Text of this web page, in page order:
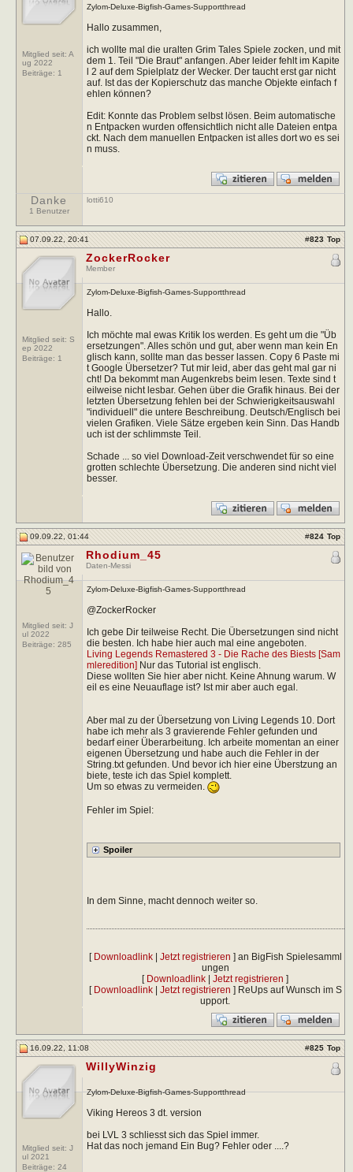
Mitglied seit: A
ug 2022
Beiträge: 1
Zylom-Deluxe-Bigfish-Games-Supportthread
Hallo zusammen,
ich wollte mal die uralten Grim Tales Spiele zocken, und mit
dem 1. Teil "Die Braut" anfangen. Aber leider fehlt im Kapite
l 2 auf dem Spielplatz der Wecker. Der taucht erst gar nicht
auf. Ist das der Kopierschutz das manche Objekte einfach f
ehlen können?
Edit: Konnte das Problem selbst lösen. Beim automatische
n Entpacken wurden offensichtlich nicht alle Dateien entpa
ckt. Nach dem manuellen Entpacken ist alles dort wo es sei
n muss.
Danke
1 Benutzer
lotti610
07.09.22, 20:41 #823 Top
Mitglied seit: S
ep 2022
Beiträge: 1
ZockerRocker
Member
Zylom-Deluxe-Bigfish-Games-Supportthread
Hallo.
Ich möchte mal ewas Kritik los werden. Es geht um die "Üb
ersetzungen". Alles schön und gut, aber wenn man kein En
glisch kann, sollte man das besser lassen. Copy 6 Paste mi
t Google Übersetzer? Tut mir leid, aber das geht mal gar ni
cht! Da bekommt man Augenkrebs beim lesen. Texte sind t
eilweise nicht lesbar. Gehen über die Grafik hinaus. Bei der
letzten Übersetzung fehlen bei der Schwierigkeitsauswahl
"individuell" die untere Beschreibung. Deutsch/Englisch bei
vielen Grafiken. Viele Sätze ergeben kein Sinn. Das Handb
uch ist der schlimmste Teil.
Schade ... so viel Download-Zeit verschwendet für so eine
grotten schlechte Übersetzung. Die anderen sind nicht viel
besser.
09.09.22, 01:44 #824 Top
Mitglied seit: J
ul 2022
Beiträge: 285
Rhodium_45
Daten-Messi
Zylom-Deluxe-Bigfish-Games-Supportthread
@ZockerRocker
Ich gebe Dir teilweise Recht. Die Übersetzungen sind nicht
die besten. Ich habe hier auch mal eine angeboten.
Living Legends Remastered 3 - Die Rache des Biests [Sam
mleredition]Nur das Tutorial ist englisch.
Diese wollten Sie hier aber nicht. Keine Ahnung warum. W
eil es eine Neuauflage ist? Ist mir aber auch egal.
Aber mal zu der Übersetzung von Living Legends 10. Dort
habe ich mehr als 3 gravierende Fehler gefunden und
bedarf einer Überarbeitung. Ich arbeite momentan an einer
eigenen Übersetzung und habe auch die Fehler in der
String.txt gefunden. Und bevor ich hier eine Überstzung an
biete, teste ich das Spiel komplett.
Um so etwas zu vermeiden.
Fehler im Spiel:
In dem Sinne, macht dennoch weiter so.
[ Downloadlink| Jetzt registrieren ] an BigFish Spielesamml
ungen
[ Downloadlink |Jetzt registrieren ]
[ Downloadlink| Jetzt registrieren ] ReUps auf Wunsch im S
upport.
16.09.22, 11:08 #825 Top
Mitglied seit: J
ul 2021
Beiträge: 24
WillyWinzig
Zylom-Deluxe-Bigfish-Games-Supportthread
Viking Hereos 3 dt. version
bei LVL 3 schliesst sich das Spiel immer.
Hat das noch jemand Ein Bug? Fehler oder ....?